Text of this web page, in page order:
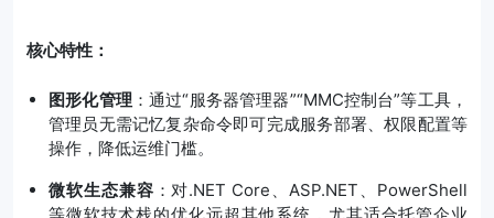
核心特性：
图形化管理：通过“服务器管理器”“MMC控制台”等工具，
管理员无需记忆复杂命令即可完成服务部署、权限配置等
操作，降低运维门槛。
微软生态兼容 ：对.NET Core、ASP.NET、PowerShell
等微软技术栈的优化远超其他系统，尤其适合托管企业